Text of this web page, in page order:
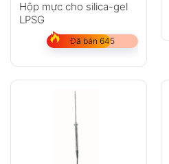
Hộp mực cho silica-gel
LPSG
Đã bán 645